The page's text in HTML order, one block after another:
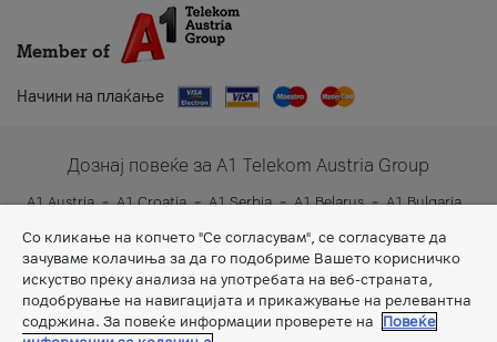
Member of
Начини на плаќање
Дознај повеќе за A1 Telekom Austria Group
A1 Austria A1 Croatia A1 Serbia A1 Belarus
A1 Bulgaria
Со кликање на копчето "Се согласувам", се согласувате да
зачуваме колачиња за да го подобриме Вашето корисничко
искуство преку анализа на употребата на веб-страната,
подобрување на навигацијата и прикажување на релевантна
содржина. За повеќе информации проверете на
Повеќе